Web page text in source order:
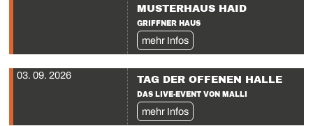
MUSTERHAUS HAID
GRIFFNER HAUS
mehr Infos
03. 09. 2026 TAG DER OFFENEN HALLE
DAS LIVE-EVENT VON MALLI
mehr Infos